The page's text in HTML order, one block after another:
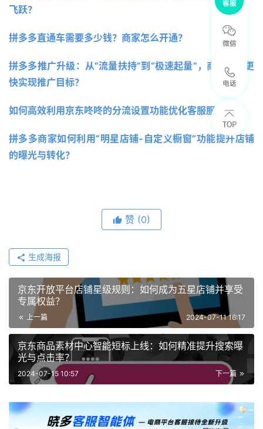
飞跃？
拼多多直通车需要多少钱？商家怎么开通？
拼多多推广升级：从“流量扶持”到“极速起量”，商家如何更
快实现推广目标？
如何高效利用京东咚咚的分流设置功能优化客服服务？
拼多多商家如何利用“明星店铺-自定义橱窗”功能提升店铺
的曝光与转化？
赞 (0)
生成海报
京东开放平台店铺星级规则：如何成为五星店铺并享受
专属权益？
上一篇 2024-07-11 16:17
京东商品素材中心智能短标上线：如何精准提升搜索曝
光与点击率？
下一篇
2024-07-15 10:57